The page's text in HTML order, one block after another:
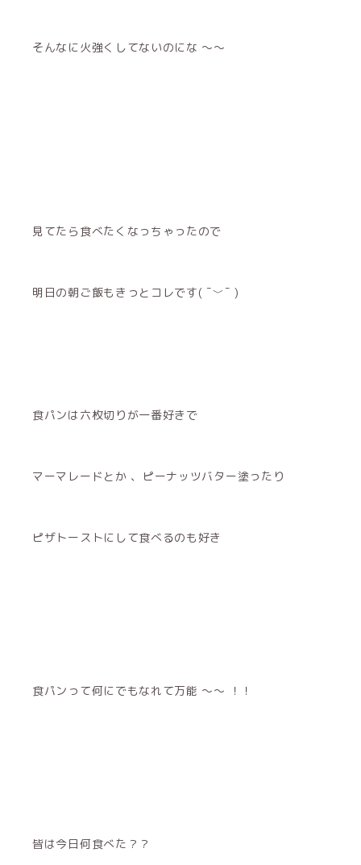
そんなに火強くしてないのにな 〜〜
見てたら食べたくなっちゃったので
明日の朝ご飯もきっとコレです( ¯﹀¯ )
食パンは六枚切りが一番好きで
マーマレードとか 、ピーナッツバター塗ったり
ピザトーストにして食べるのも好き
食パンって何にでもなれて万能 〜〜 ！！
皆は今日何食べた？？